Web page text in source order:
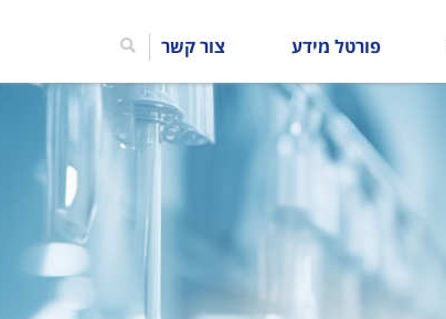
פורטל מידע צור קשר